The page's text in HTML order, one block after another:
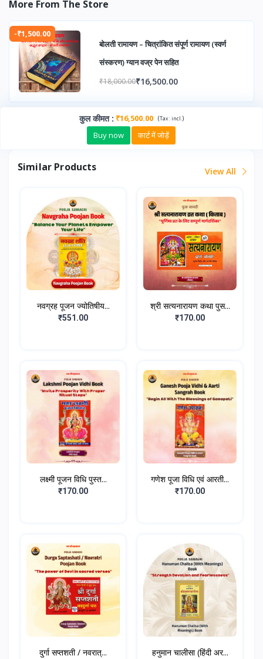
More From The Store
-₹1,500.00
बोलती रामायण – चित्रांकित संपूर्ण रामायण (स्वर्ण
संस्करण) ग्यान वज्र पेन सहित
₹18,000.00₹16,500.00
कुल कीमत: ₹16,500.00 (Tax :incl. )
Buy now कार्ट में जोड़ें
Similar Products View All
नवग्रह पूजन ज्योतिषीय...
₹551.00
श्री सत्यनारायण कथा पुस...
₹170.00
लक्ष्मी पूजन विधि पुस्त...
₹170.00
गणेश पूजा विधि एवं आरती...
₹170.00
दुर्गा सप्तशती / नवरात्... हनुमान चालीसा (हिंदी अर...